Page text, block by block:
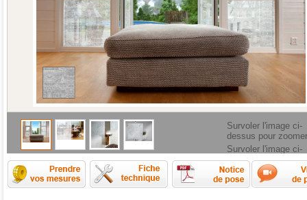
Survoler l'image ci-
dessus pour zoomer
Survoler l'image ci-
dessus pour zoomer
Comment prendre les mesures ?
Fiche technique